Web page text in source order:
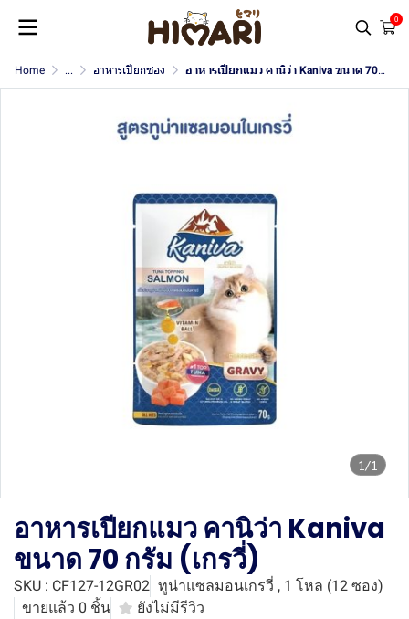
0
Home ... อาหารเปียกซอง อาหารเปียกแมว คานิว่า Kaniva ขนาด 70 กรัม (เกรวี่)
1/1
อาหารเปียกแมว คานิว่า Kaniva
ขนาด 70 กรัม (เกรวี่)
SKU : CF127-12GR02 ทูน่าแซลมอนเกรวี่ , 1 โหล (12 ซอง)
ขายแล้ว 0 ชิ้น
ยังไม่มีรีวิว